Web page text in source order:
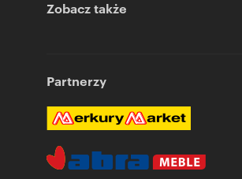
Zobacz także
Partnerzy